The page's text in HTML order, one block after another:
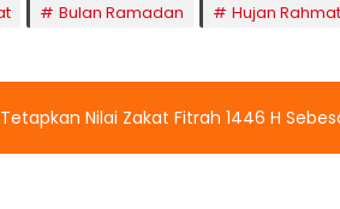
Bulan Ramadan Hujan Rahmat
Nilai Zakat Fitrah 1446 H